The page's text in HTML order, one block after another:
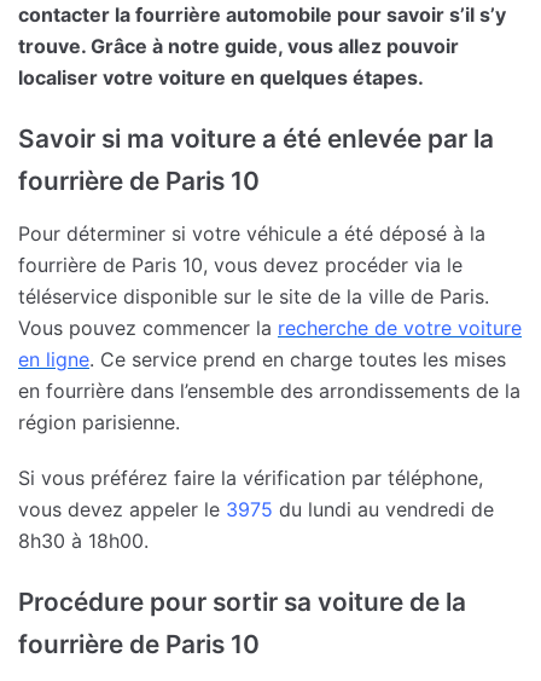
contacter la fourrière automobile pour savoir s’il s’y
trouve. Grâce à notre guide, vous allez pouvoir
localiser votre voiture en quelques étapes.
Savoir si ma voiture a été enlevée par la
fourrière de Paris 10
Pour déterminer si votre véhicule a été déposé à la
fourrière de Paris 10, vous devez procéder via le
téléservice disponible sur le site de la ville de Paris.
Vous pouvez commencer la recherche de votre voiture
en ligne. Ce service prend en charge toutes les mises
en fourrière dans l’ensemble des arrondissements de la
région parisienne.
Si vous préférez faire la vérification par téléphone,
vous devez appeler le 3975 du lundi au vendredi de
8h30 à 18h00.
Procédure pour sortir sa voiture de la
fourrière de Paris 10